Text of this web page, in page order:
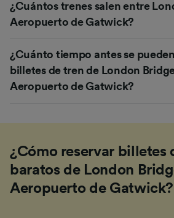
¿Cuántos trenes salen entre
Aeropuerto de Gatwick?
¿Cuánto tiempo antes se
billetes de tren de London
Aeropuerto de Gatwick?
¿Cómo reservar billetes
baratos de London
Aeropuerto de Gatwick?